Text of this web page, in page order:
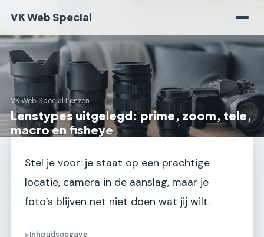
VK Web Special
VK Web Special›Lenzen
Lenstypes uitgelegd: prime, zoom, tele,
macro en fisheye
Stel je voor: je staat op een prachtige
locatie, camera in de aanslag, maar je
foto’s blijven net niet doen wat jij wilt.
▶Inhoudsopgave